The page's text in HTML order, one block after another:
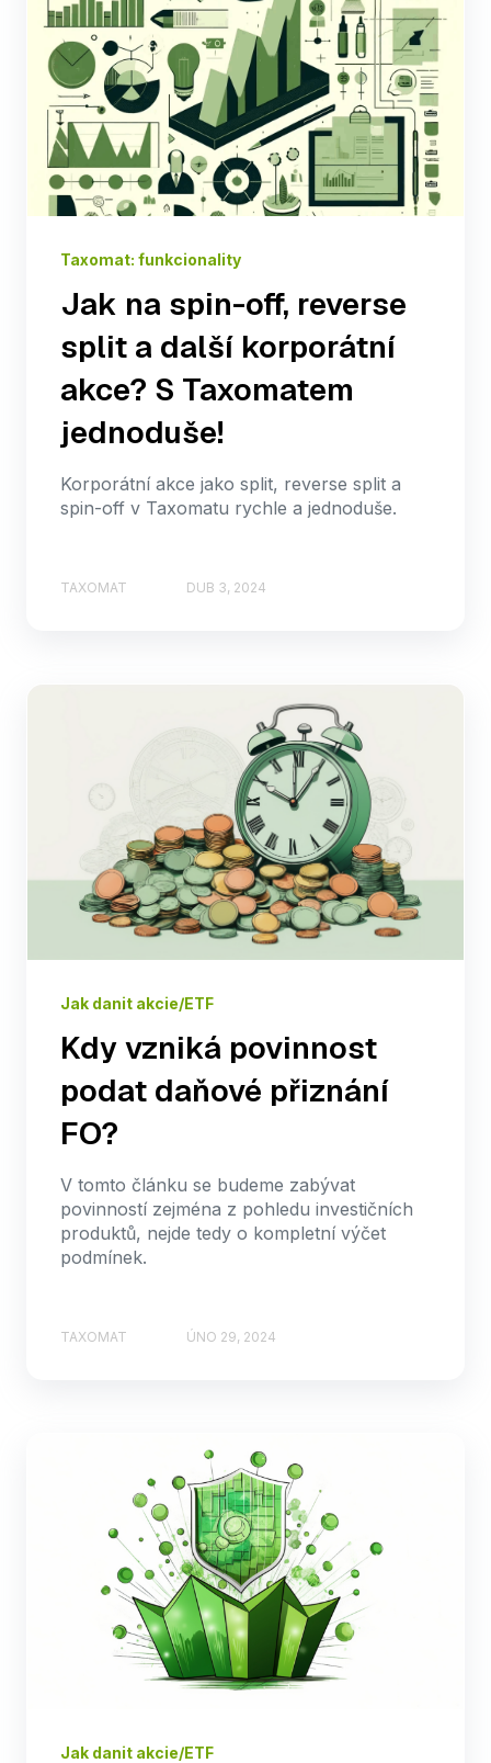
Taxomat: funkcionality
Jak na spin-off, reverse
split a další korporátní
akce? S Taxomatem
jednoduše!
Korporátní akce jako split, reverse split a
spin-off v Taxomatu rychle a jednoduše.
TAXOMAT DUB 3, 2024
Jak danit akcie/ETF
Kdy vzniká povinnost
podat daňové přiznání
FO?
V tomto článku se budeme zabývat
povinností zejména z pohledu investičních
produktů, nejde tedy o kompletní výčet
podmínek.
TAXOMAT ÚNO 29, 2024
Jak danit akcie/ETF